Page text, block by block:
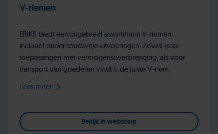
V-riemen
ERIKS biedt een uitgebreid assortiment V-riemen,
inclusief onderhoudsvrije uitvoeringen. Zowel voor
toepassingen met vermogensoverbrenging, als voor
transport van goederen vindt u de juiste V-riem.
Lees meer
Bekijk in webshop